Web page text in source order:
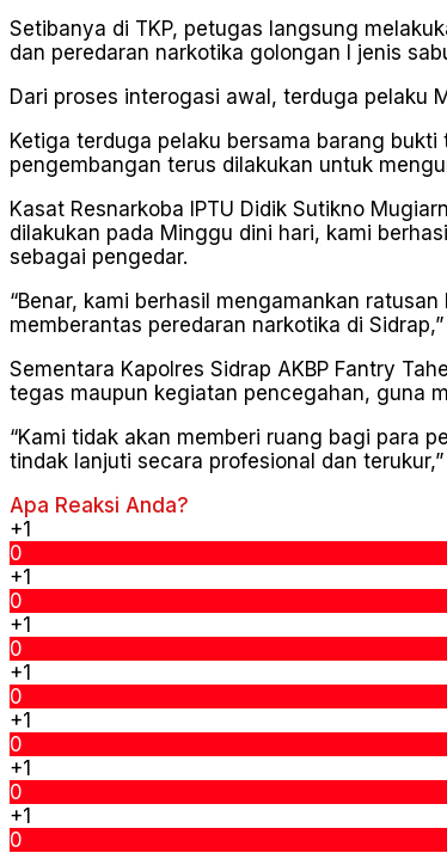
Setibanya di TKP, petugas langsung
dan peredaran narkotika golongan I jenis
Dari proses interogasi awal, terduga pelaku
Ketiga terduga pelaku bersama barang
pengembangan terus dilakukan untuk
Kasat Resnarkoba IPTU Didik Sutikno
dilakukan pada Minggu dini hari, kami
sebagai pengedar.
“Benar, kami berhasil mengamankan
memberantas peredaran narkotika di
Sementara Kapolres Sidrap AKBP Fantry
tegas maupun kegiatan pencegahan, guna
“Kami tidak akan memberi ruang bagi para
tindak lanjuti secara profesional dan
Apa Reaksi Anda?
+1
0
+1
0
+1
0
+1
0
+1
0
+1
0
+1
0